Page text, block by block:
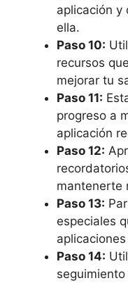
aplicación y
ella.
Paso 10:
recursos
mejorar tu
Paso 11:
progreso a
aplicación
Paso 12:
mantenerte
Paso 13:
especiales
Paso 14: